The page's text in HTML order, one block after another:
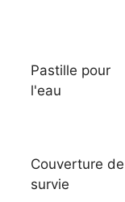
Pastille pour
l'eau
Couverture de
survie